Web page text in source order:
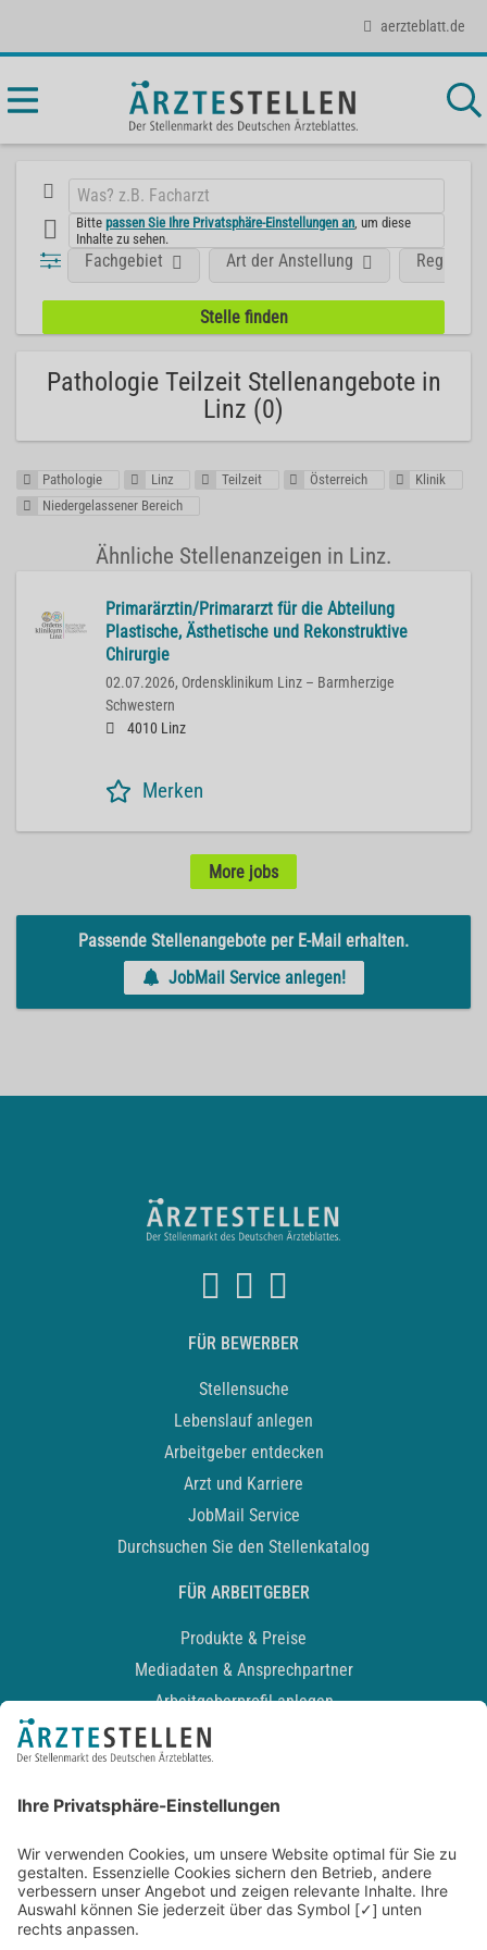
aerzteblatt.de
Bittepassen Sie Ihre Privatsphäre-Einstellungen an , um diese
Inhalte zu sehen.
Fachgebiet Art der Anstellung Region
Pathologie Teilzeit Stellenangebote in
Linz (0)
Pathologie Linz Teilzeit Österreich
Klinik
Niedergelassener Bereich
Ähnliche Stellenanzeigen in Linz.
Primarärztin/Primararzt für die Abteilung
Plastische, Ästhetische und Rekonstruktive
Chirurgie
02.07.2026, Ordensklinikum Linz – Barmherzige
Schwestern
4010 Linz
Merken
More jobs
Passende Stellenangebote per E-Mail erhalten.
JobMail Service anlegen!
FÜR BEWERBER
Stellensuche
Lebenslauf anlegen
Arbeitgeber entdecken
Arzt und Karriere
JobMail Service
Durchsuchen Sie den Stellenkatalog
FÜR ARBEITGEBER
Produkte & Preise
Mediadaten & Ansprechpartner
Arbeitgeberprofil anlegen
Recruiting-Podcast
Kontakt
Datenschutz
Newsletter